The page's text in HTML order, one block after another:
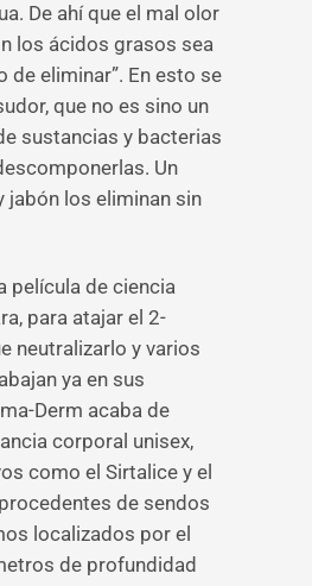
De ahí que el mal olor
los ácidos grasos sea
de eliminar”. En esto se
que no es sino un
sustancias y bacterias
Un
jabón los eliminan sin
película de ciencia
para atajar el 2-
neutralizarlo y varios
ya en sus
Derm acaba de
corporal unisex,
como el Sirtalice y el
de sendos
localizados por el
de profundidad